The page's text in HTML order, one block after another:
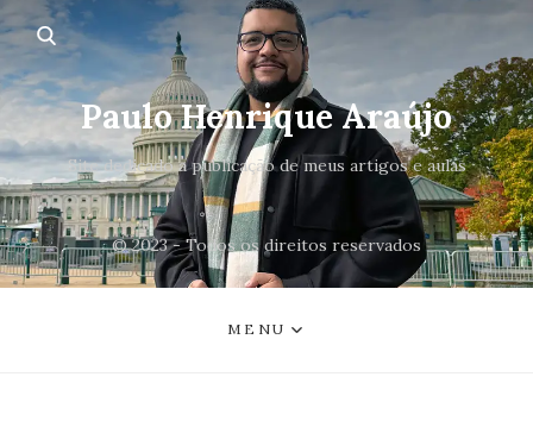
Paulo Henrique Araújo
Site dedicado a publicação de meus artigos e aulas
© 2023 - Todos os direitos reservados
MENU